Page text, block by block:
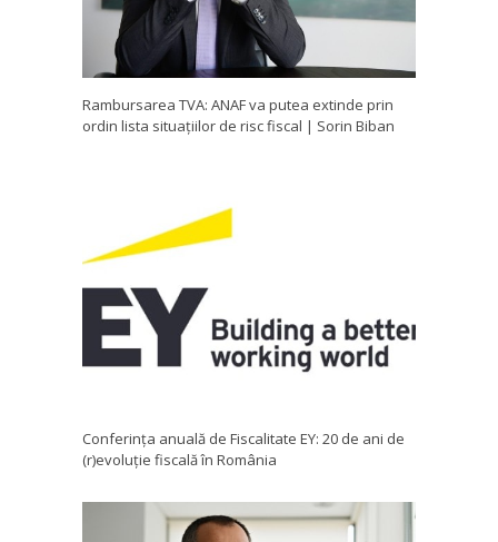
Rambursarea TVA: ANAF va putea extinde prin
ordin lista situațiilor de risc fiscal | Sorin Biban
Conferința anuală de Fiscalitate EY: 20 de ani de
(r)evoluție fiscală în România